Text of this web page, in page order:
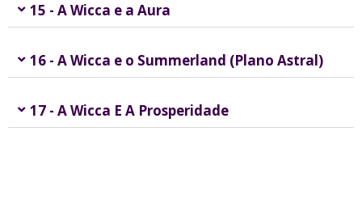
15 - A Wicca e a Aura
16 - A Wicca e o Summerland (Plano Astral)
17 - A Wicca E A Prosperidade